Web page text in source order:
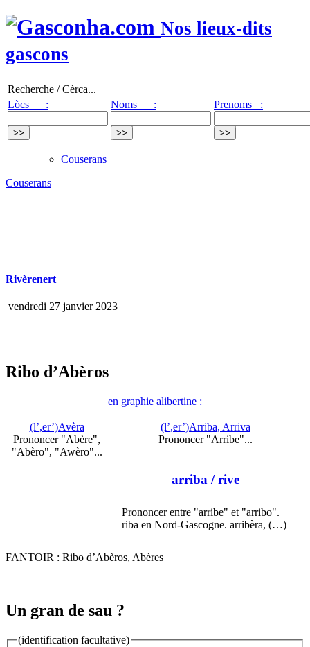
Nos lieux-dits
gascons
Recherche / Cèrca...
Lòcs :
Noms : Prenoms :
Couserans
Couserans
Rivèrenert
vendredi 27 janvier 2023
Ribo d’Abèros
en graphie alibertine :
(l’,er’)Avèra
Prononcer "Abère",
"Abèro", "Awèro"...
(l’,er’)Arriba, Arriva
Prononcer "Arribe"...
arriba / rive
Prononcer entre "arribe" et "arribo".
riba en Nord-Gascogne. arribèra, (…)
FANTOIR : Ribo d’Abèros, Abères
Un gran de sau ?
(identification facultative)